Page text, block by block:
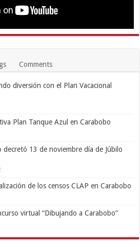
Comments
diversión con el Plan Vacacional
Plan Tanque Azul en Carabobo
decretó 13 de noviembre día de Júbilo
de los censos CLAP en Carabobo
virtual “Dibujando a Carabobo”